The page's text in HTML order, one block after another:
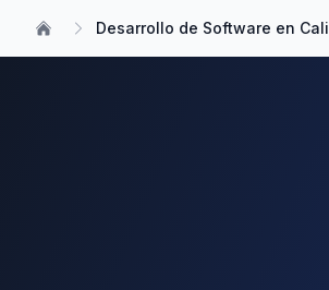
Desarrollo de Software en Cali